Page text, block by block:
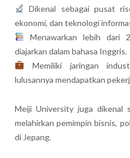
Dikenal sebagai pusat
ekonomi, dan teknologi
Menawarkan lebih dari
diajarkan dalam bahasa Inggris.
Memiliki jaringan
lulusannya mendapatkan
Meiji University juga dikenal
melahirkan pemimpin bisnis,
di Jepang.